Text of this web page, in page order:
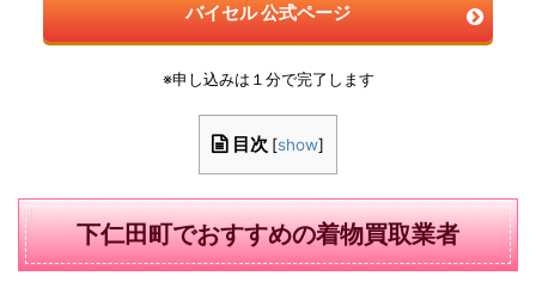
バイセル 公式ページ
※申し込みは１分で完了します
目次 [show]
下仁田町でおすすめの着物買取業者